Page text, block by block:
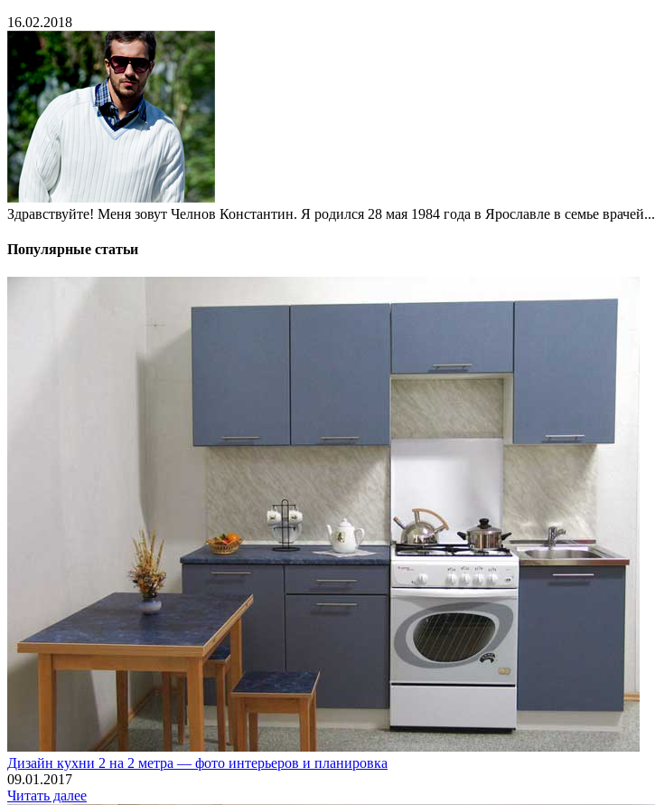
16.02.2018
Здравствуйте! Меня зовут Челнов Константин. Я родился 28 мая 1984 года в Ярославле в семье врачей...
Популярные статьи
Дизайн кухни 2 на 2 метра — фото интерьеров и планировка
09.01.2017
Читать далее